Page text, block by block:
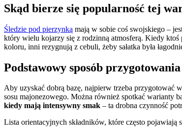
Skąd bierze się popularność tej
Śledzie pod pierzynką mają w sobie coś swojskiego –
który wielu kojarzy się z rodzinną atmosferą. Kiedy ktoś
koloru, inni rezygnują z cebuli, żeby sałatka była
Podstawowy sposób przygotowania
Aby uzyskać dobrą bazę, najpierw trzeba przygotować
sosu majonezowego. Można również spotkać warianty
kiedy mają intensywny smak – ta drobna czynność
Lista orientacyjnych składników, które często pojawiają